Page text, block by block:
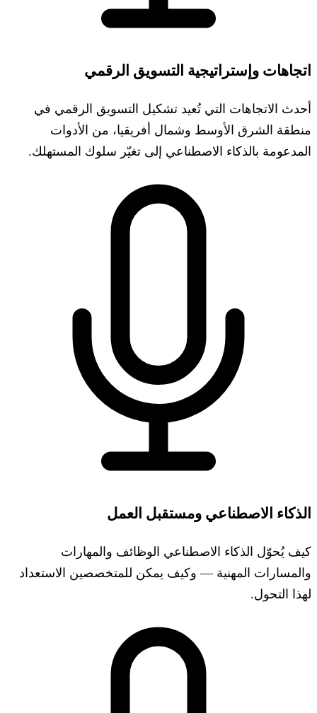
اتجاهات وإستراتيجية التسويق الرقمي
أحدث الاتجاهات التي تُعيد تشكيل التسويق الرقمي في
منطقة الشرق الأوسط وشمال أفريقيا، من الأدوات
المدعومة بالذكاء الاصطناعي إلى تغيّر سلوك المستهلك.
الذكاء الاصطناعي ومستقبل العمل
كيف يُحوّل الذكاء الاصطناعي الوظائف والمهارات
والمسارات المهنية — وكيف يمكن للمتخصصين الاستعداد
لهذا التحول.